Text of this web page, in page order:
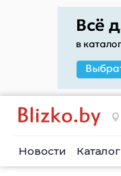
Новости Каталог